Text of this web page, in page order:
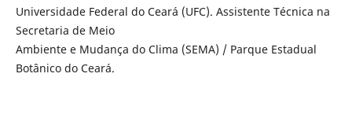
Universidade Federal do Ceará (UFC). Assistente Técnica na
Secretaria de Meio
Ambiente e Mudança do Clima (SEMA) / Parque Estadual
Botânico do Ceará.